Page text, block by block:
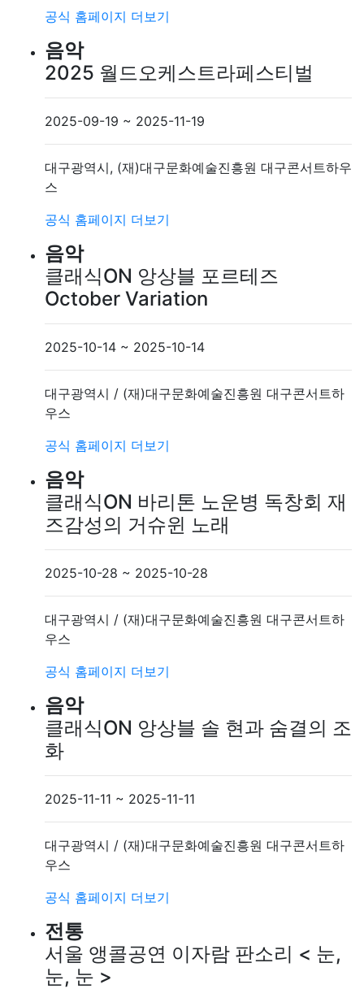
공식 홈페이지 더보기
음악
2025 월드오케스트라페스티벌
2025-09-19 ~ 2025-11-19
대구광역시, (재)대구문화예술진흥원 대구콘서트하우
스
공식 홈페이지 더보기
음악
클래식ON 앙상블 포르테즈
October Variation
2025-10-14 ~ 2025-10-14
대구광역시 / (재)대구문화예술진흥원 대구콘서트하
우스
공식 홈페이지 더보기
음악
클래식ON 바리톤 노운병 독창회 재
즈감성의 거슈윈 노래
2025-10-28 ~ 2025-10-28
대구광역시 / (재)대구문화예술진흥원 대구콘서트하
우스
공식 홈페이지 더보기
음악
클래식ON 앙상블 솔 현과 숨결의 조
화
2025-11-11 ~ 2025-11-11
대구광역시 / (재)대구문화예술진흥원 대구콘서트하
우스
공식 홈페이지 더보기
전통
서울 앵콜공연 이자람 판소리 < 눈,
눈, 눈 >